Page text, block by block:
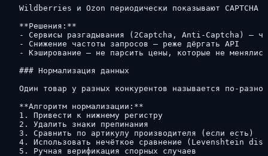
Wildberries и Ozon периодически показывают CAPTCHA
**Решения:**
- Сервисы разгадывания (2Captcha, Anti-Captcha) —
- Снижение частоты запросов — реже дёргать API
- Кэширование — не парсить цены, которые не
### Нормализация данных
Один товар у разных конкурентов называется по-
**Алгоритм нормализации:**
1. Привести к нижнему регистру
2. Удалить знаки препинания
3. Сравнить по артикулу производителя (если есть)
4. Использовать нечёткое сравнение (Levenshtein
5. Ручная верификация спорных случаев